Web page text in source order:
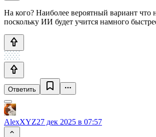
На кого? Наиболее вероятный вариант что
поскольку ИИ будет учится намного
Ответить
AlexXYZ27 дек 2025 в 07:57